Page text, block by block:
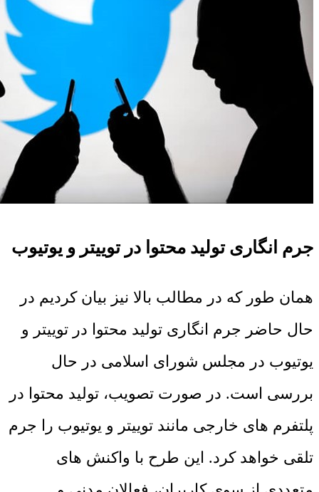
جرم انگاری تولید محتوا در توییتر و یوتیوب
همان طور که در مطالب بالا نیز بیان کردیم در
حال حاضر جرم انگاری تولید محتوا در توییتر و
یوتیوب در مجلس شورای اسلامی در حال
بررسی است. در صورت تصویب، تولید محتوا در
پلتفرم ‌های خارجی مانند توییتر و یوتیوب را جرم
تلقی خواهد کرد. این طرح با واکنش ‌های